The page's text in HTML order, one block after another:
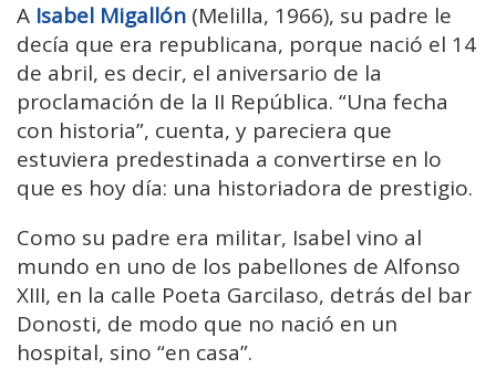
A Isabel Migallón (Melilla, 1966), su padre le
decía que era republicana, porque nació el 14
de abril, es decir, el aniversario de la
proclamación de la II República. “Una fecha
con historia”, cuenta, y pareciera que
estuviera predestinada a convertirse en lo
que es hoy día: una historiadora de prestigio.
Como su padre era militar, Isabel vino al
mundo en uno de los pabellones de Alfonso
XIII, en la calle Poeta Garcilaso, detrás del bar
Donosti, de modo que no nació en un
hospital, sino “en casa”.